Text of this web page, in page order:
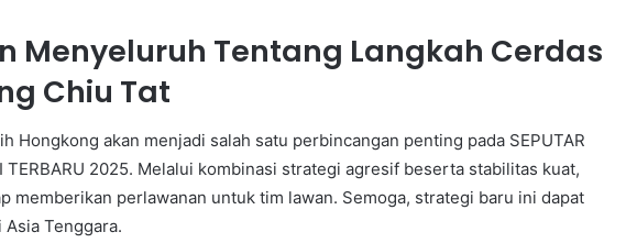
Menyeluruh Tentang Langkah Cerdas
Chiu Tat
Hongkong akan menjadi salah satu perbincangan penting pada SEPUTAR
TERBARU 2025. Melalui kombinasi strategi agresif beserta stabilitas kuat,
memberikan perlawanan untuk tim lawan. Semoga, strategi baru ini dapat
Tenggara.